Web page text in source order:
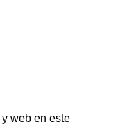
web en este